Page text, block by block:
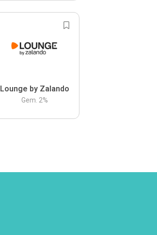
Lounge by Zalando
Gem. 2%